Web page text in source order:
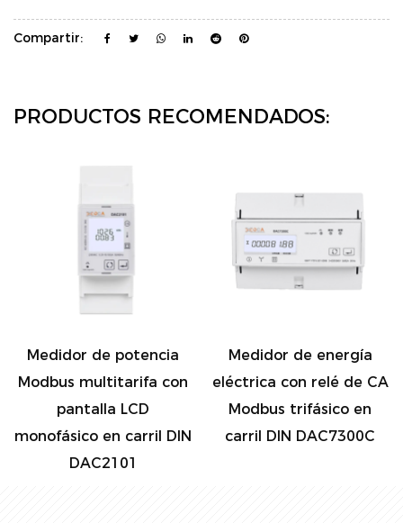
Compartir:
PRODUCTOS RECOMENDADOS:
potencia
con
carril DIN
Medidor de energía
eléctrica con relé de CA
Modbus trifásico en
carril DIN DAC7300C
Dac7320c
energía